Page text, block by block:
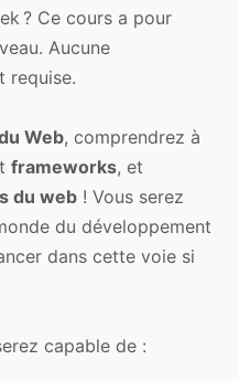
? Ce cours a pour
Aucune
requise.
Web, comprendrez à
frameworks, et
du web ! Vous serez
du développement
dans cette voie si
capable de :